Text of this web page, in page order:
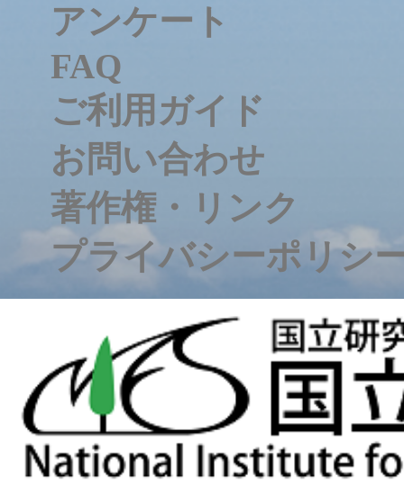
アンケート
FAQ
ご利用ガイド
お問い合わせ
著作権・リンク
プライバシーポリシ